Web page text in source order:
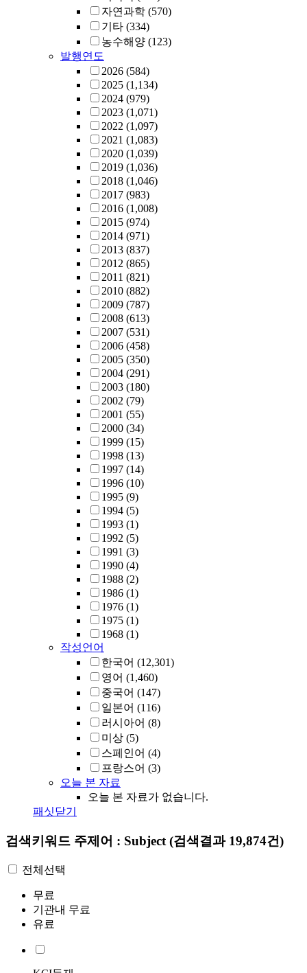
자연과학 (570)
기타 (334)
농수해양 (123)
발행연도
2026 (584)
2025 (1,134)
2024 (979)
2023 (1,071)
2022 (1,097)
2021 (1,083)
2020 (1,039)
2019 (1,036)
2018 (1,046)
2017 (983)
2016 (1,008)
2015 (974)
2014 (971)
2013 (837)
2012 (865)
2011 (821)
2010 (882)
2009 (787)
2008 (613)
2007 (531)
2006 (458)
2005 (350)
2004 (291)
2003 (180)
2002 (79)
2001 (55)
2000 (34)
1999 (15)
1998 (13)
1997 (14)
1996 (10)
1995 (9)
1994 (5)
1993 (1)
1992 (5)
1991 (3)
1990 (4)
1988 (2)
1986 (1)
1976 (1)
1975 (1)
1968 (1)
작성언어
한국어 (12,301)
영어 (1,460)
중국어 (147)
일본어 (116)
러시아어 (8)
미상 (5)
스페인어 (4)
프랑스어 (3)
오늘 본 자료
오늘 본 자료가 없습니다.
패싯닫기
검색키워드 주제어 : Subject (검색결과 19,874건)
전체선택
무료
기관내 무료
유료